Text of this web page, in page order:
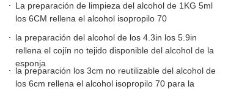
La preparación de limpieza del alcohol de 1KG 5ml
los 6CM rellena el alcohol isopropilo 70
la preparación del alcohol de los 4.3in los 5.9in
rellena el cojín no tejido disponible del alcohol de la
esponja
la preparación los 3cm no reutilizable del alcohol de
los 6cm rellena el alcohol isopropilo 70 para la